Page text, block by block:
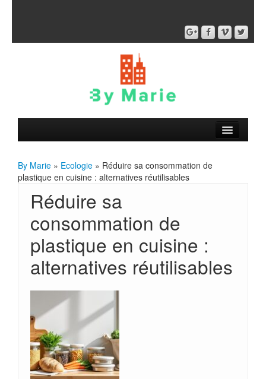
By Marie » Ecologie » Réduire sa consommation de
plastique en cuisine : alternatives réutilisables
Réduire sa
consommation de
plastique en cuisine :
alternatives réutilisables